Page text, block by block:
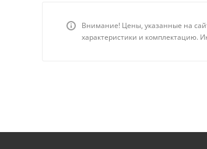
Внимание! Цены, указанные на
характеристики и комплектацию.